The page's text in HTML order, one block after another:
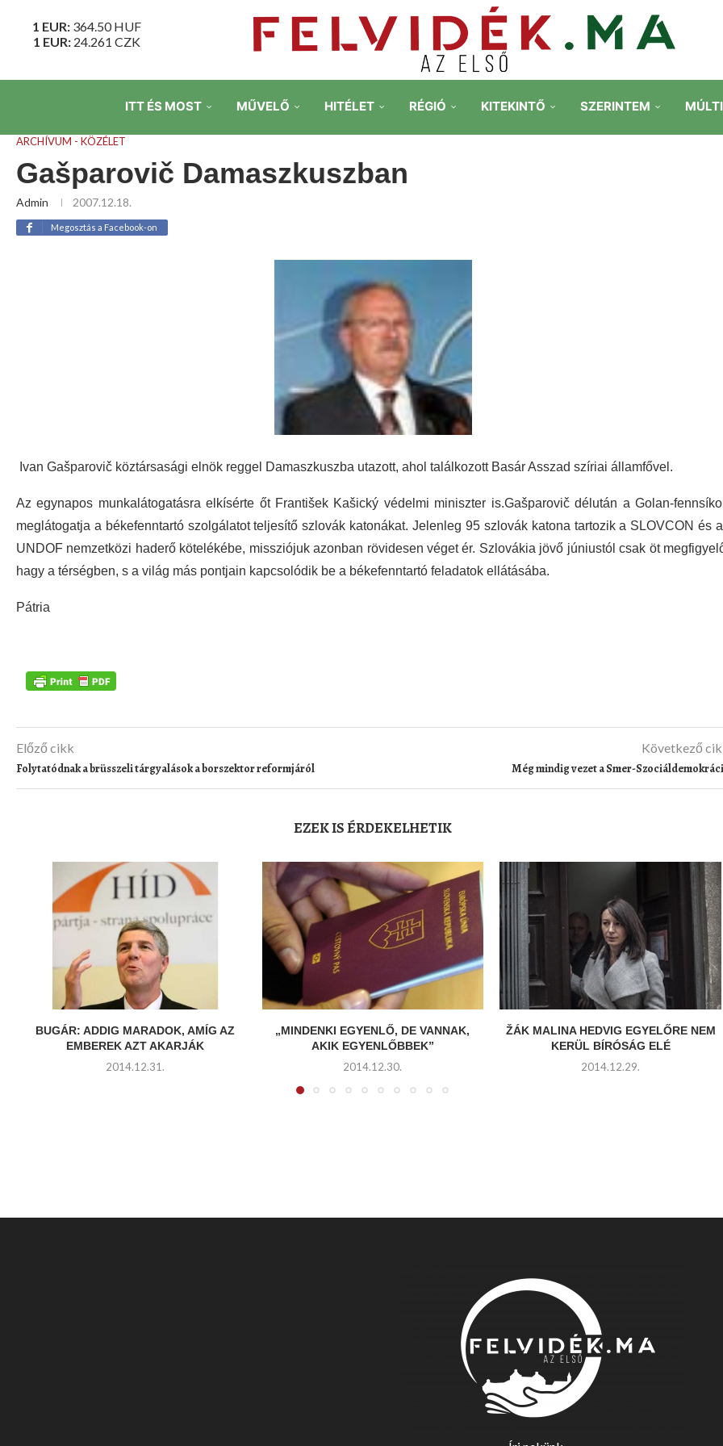
1 EUR: 364.50HUF
1 EUR: 24.261 CZK
ITT ÉS MOST MŰVELŐ HITÉLET RÉGIÓ KITEKINTŐ SZERINTEM
ARCHÍVUM - KÖZÉLET
Gašparovič Damaszkuszban
Admin 2007.12.18.
Megosztás a Facebook-on
Ivan Gašparovič köztársasági elnök reggel Damaszkuszba utazott, ahol találkozott Basár Asszad szíriai államfővel.
Az egynapos munkalátogatásra elkísérte őt František Kašický védelmi miniszter is.Gašparovič délután a Golan-
meglátogatja a békefenntartó szolgálatot teljesítő szlovák katonákat. Jelenleg 95 szlovák katona tartozik a SLOVCON és
UNDOF nemzetközi haderő kötelékébe, missziójuk azonban rövidesen véget ér. Szlovákia jövő júniustól csak öt
hagy a térségben, s a világ más pontjain kapcsolódik be a békefenntartó feladatok ellátásába.
Pátria
Előző cikk
Folytatódnak a brüsszeli tárgyalások a borszektor reformjáról
Következő
Még mindig vezet a Smer-
EZEK IS ÉRDEKELHETIK
BUGÁR: ADDIG MARADOK, AMÍG AZ
EMBEREK AZT AKARJÁK
2014.12.31.
„MINDENKI EGYENLŐ, DE VANNAK,
AKIK EGYENLŐBBEK”
2014.12.30.
ŽÁK MALINA HEDVIG EGYELŐRE NEM
KERÜL BÍRÓSÁG ELÉ
2014.12.29.